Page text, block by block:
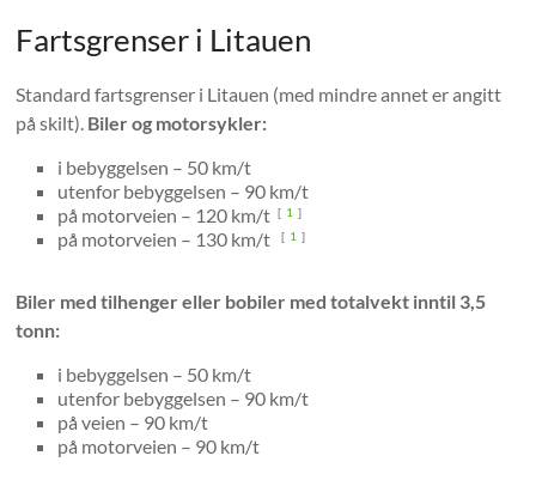
Fartsgrenser i Litauen
Standard fartsgrenser i Litauen (med mindre annet er angitt
på skilt). Biler og motorsykler:
i bebyggelsen – 50 km/t
utenfor bebyggelsen – 90 km/t
på motorveien – 120 km/t[ 1 ]
på motorveien – 130 km/t[ 1 ]
Biler med tilhenger eller bobiler med totalvekt inntil 3,5
tonn:
i bebyggelsen – 50 km/t
utenfor bebyggelsen – 90 km/t
på veien – 90 km/t
på motorveien – 90 km/t